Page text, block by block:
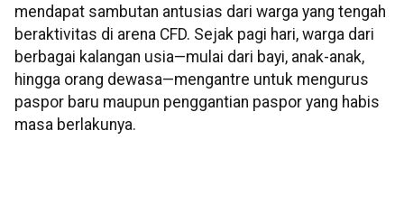
mendapat sambutan antusias dari warga yang tengah
beraktivitas di arena CFD. Sejak pagi hari, warga dari
berbagai kalangan usia—mulai dari bayi, anak-anak,
hingga orang dewasa—mengantre untuk mengurus
paspor baru maupun penggantian paspor yang habis
masa berlakunya.